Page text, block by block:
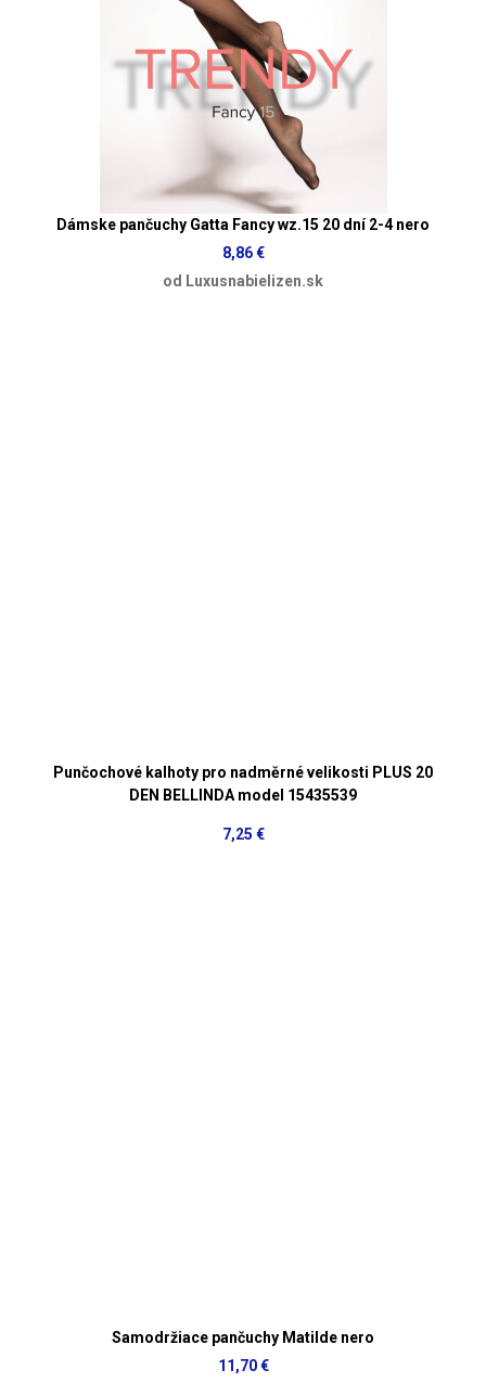
Dámske pančuchy Gatta Fancy wz.15 20 dní 2-4 nero
8,86 €
od Luxusnabielizen.sk
Punčochové kalhoty pro nadměrné velikosti PLUS 20
DEN BELLINDA model 15435539
7,25 €
Samodržiace pančuchy Matilde nero
11,70 €